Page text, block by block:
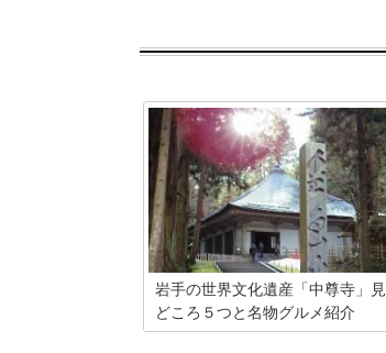
岩手の世界文化遺産「中尊寺」見
どころ５つと名物グルメ紹介